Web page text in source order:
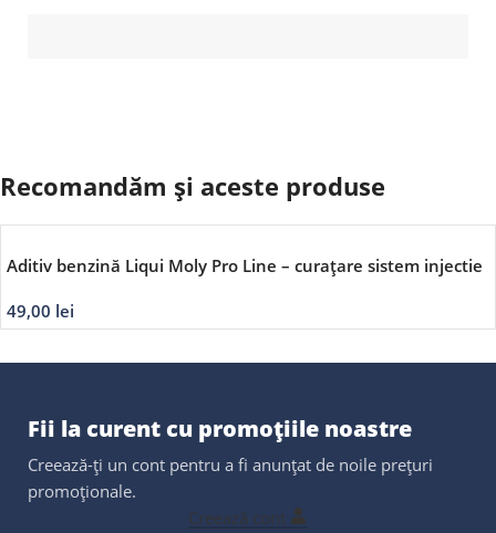
Recomandăm și aceste produse
Aditiv benzină Liqui Moly Pro Line – curațare sistem injectie
49,00 lei
Fii la curent cu promoțiile noastre
Creează-ți un cont pentru a fi anunțat de noile prețuri
promoționale.
Creează cont